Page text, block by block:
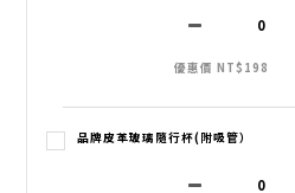
優惠價 NT$198
品牌皮革玻璃隨行杯(附吸管）